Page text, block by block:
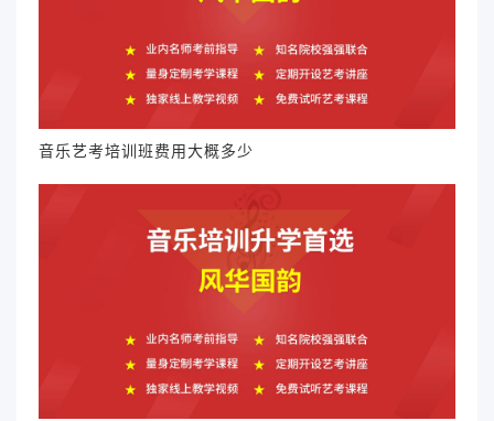
音乐艺考培训班费用大概多少